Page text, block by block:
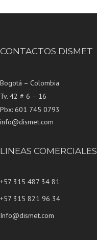
CONTACTOS DISMET
Bogotá – Colombia
Tv. 42 # 6 – 16
Pbx: 601 745 0793
info@dismet.com
LINEAS COMERCIALES
+57 315 487 34 81
+57 315 821 96 34
Info@dismet.com